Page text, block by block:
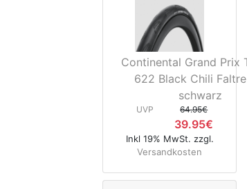
Continental Grand Prix
622 Black Chili
schwarz
UVP 64.95€
39.95€
Inkl 19% MwSt. zzgl.
Versandkosten